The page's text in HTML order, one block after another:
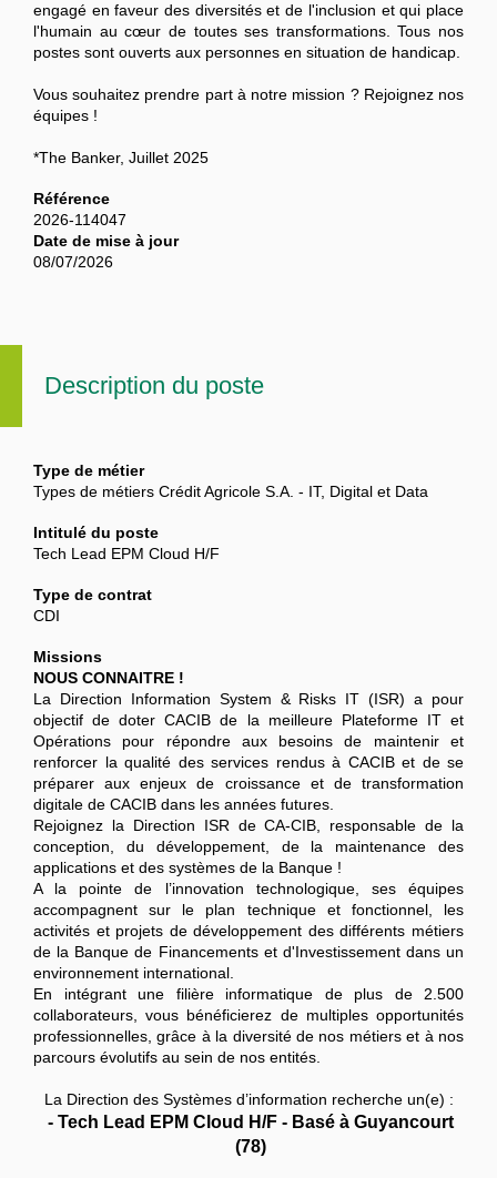
Description du poste
Type de métier
Types de métiers Crédit Agricole S.A. - IT, Digital et Data
Intitulé du poste
Tech Lead EPM Cloud H/F
Type de contrat
CDI
Missions
NOUS CONNAITRE !
La Direction Information System & Risks IT (ISR) a pour
objectif de doter CACIB de la meilleure Plateforme IT et
Opérations pour répondre aux besoins de maintenir et
renforcer la qualité des services rendus à CACIB et de se
préparer aux enjeux de croissance et de transformation
digitale de CACIB dans les années futures.
Rejoignez la Direction ISR de CA-CIB, responsable de la
conception, du développement, de la maintenance des
applications et des systèmes de la Banque !
A la pointe de l’innovation technologique, ses équipes
accompagnent sur le plan technique et fonctionnel, les
activités et projets de développement des différents métiers
de la Banque de Financements et d'Investissement dans un
environnement international.
En intégrant une filière informatique de plus de 2.500
collaborateurs, vous bénéficierez de multiples opportunités
professionnelles, grâce à la diversité de nos métiers et à nos
parcours évolutifs au sein de nos entités.
La Direction des Systèmes d’information recherche un(e) :
- Tech Lead EPM Cloud H/F - Basé à Guyancourt
(78)
engagé en faveur des diversités et de l'inclusion et qui place
l'humain au cœur de toutes ses transformations. Tous nos
postes sont ouverts aux personnes en situation de handicap.
Vous souhaitez prendre part à notre mission ? Rejoignez nos
équipes !
*The Banker, Juillet 2025
Référence
2026-114047
Date de mise à jour
08/07/2026